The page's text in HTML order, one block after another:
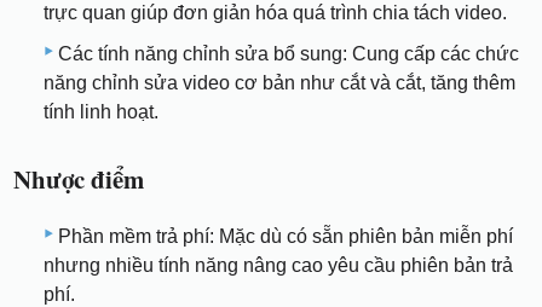
trực quan giúp đơn giản hóa quá trình chia tách video.
Các tính năng chỉnh sửa bổ sung: Cung cấp các chức
năng chỉnh sửa video cơ bản như cắt và cắt, tăng thêm
tính linh hoạt.
Nhược điểm
Phần mềm trả phí: Mặc dù có sẵn phiên bản miễn phí
nhưng nhiều tính năng nâng cao yêu cầu phiên bản trả
phí.